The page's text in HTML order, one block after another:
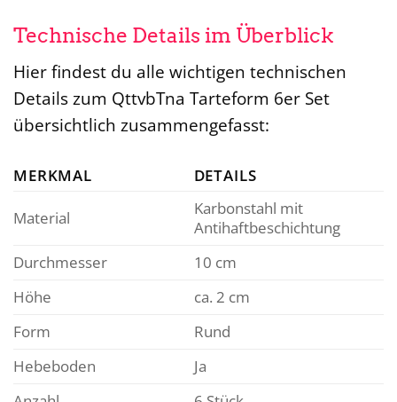
Technische Details im Überblick
Hier findest du alle wichtigen technischen
Details zum QttvbTna Tarteform 6er Set
übersichtlich zusammengefasst:
MERKMAL DETAILS
Material
Karbonstahl mit
Antihaftbeschichtung
Durchmesser
10 cm
Höhe
ca. 2 cm
Form
Rund
Hebeboden
Ja